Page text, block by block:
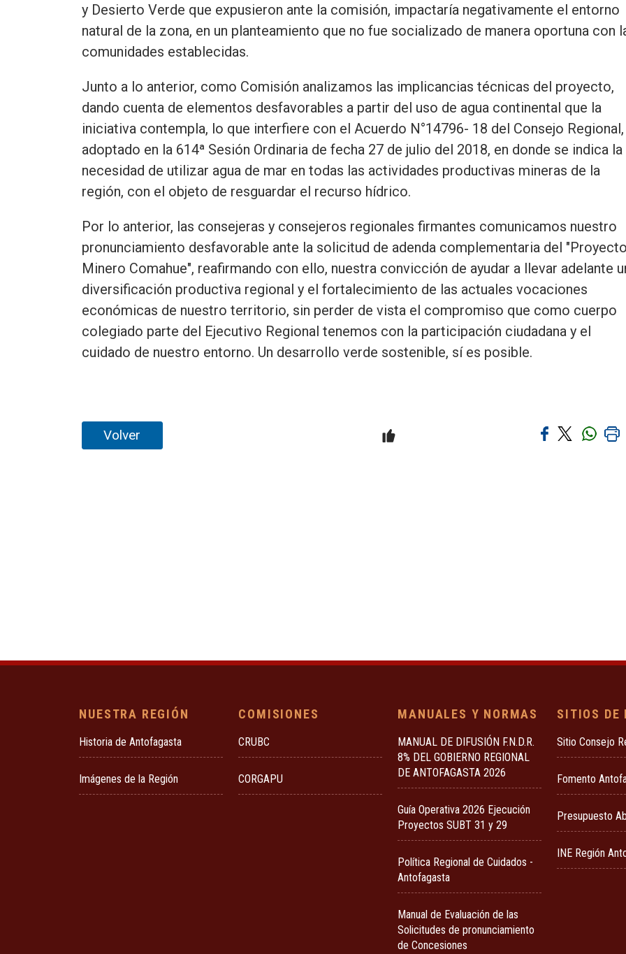
y Desierto Verde que expusieron ante la comisión, impactaría negativamente el entorno
natural de la zona, en un planteamiento que no fue socializado de manera oportuna con
comunidades establecidas.
Junto a lo anterior, como Comisión analizamos las implicancias técnicas del proyecto,
dando cuenta de elementos desfavorables a partir del uso de agua continental que la
iniciativa contempla, lo que interfiere con el Acuerdo N°14796- 18 del Consejo Regional,
adoptado en la 614ª Sesión Ordinaria de fecha 27 de julio del 2018, en donde se indica la
necesidad de utilizar agua de mar en todas las actividades productivas mineras de la
región, con el objeto de resguardar el recurso hídrico.
Por lo anterior, las consejeras y consejeros regionales firmantes comunicamos nuestro
pronunciamiento desfavorable ante la solicitud de adenda complementaria del
Minero Comahue", reafirmando con ello, nuestra convicción de ayudar a llevar adelante
diversificación productiva regional y el fortalecimiento de las actuales vocaciones
económicas de nuestro territorio, sin perder de vista el compromiso que como cuerpo
colegiado parte del Ejecutivo Regional tenemos con la participación ciudadana y el
cuidado de nuestro entorno. Un desarrollo verde sostenible, sí es posible.
Volver
NUESTRA REGIÓN
Historia de Antofagasta
Imágenes de la Región
COMISIONES
CRUBC
CORGAPU
MANUALES Y NORMAS
MANUAL DE DIFUSIÓN F.N.D.R.
8% DEL GOBIERNO REGIONAL
DE ANTOFAGASTA 2026
Guía Operativa 2026 Ejecución
Proyectos SUBT 31 y 29
Política Regional de Cuidados -
Antofagasta
Manual de Evaluación de las
Solicitudes de pronunciamiento
de Concesiones
SITIOS DE
Sitio Consejo
Fomento
Presupuesto
INE Región